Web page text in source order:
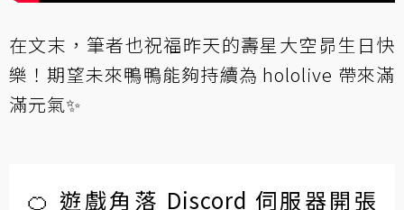
在文末，筆者也祝福昨天的壽星大空昴生日快
樂！期望未來鴨鴨能夠持續為 hololive 帶來滿
滿元氣✨
🍊 遊戲角落 Discord 伺服器開張